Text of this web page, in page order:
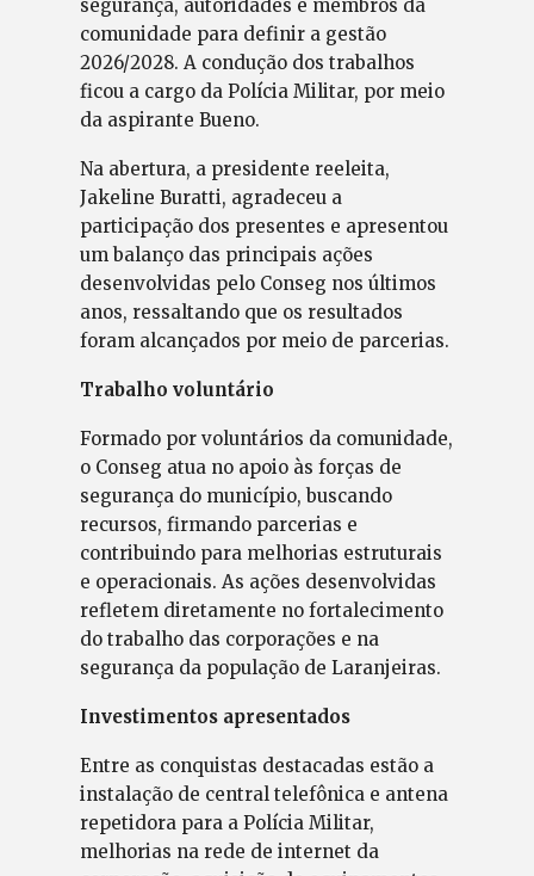
segurança, autoridades e membros da
comunidade para definir a gestão
2026/2028. A condução dos trabalhos
ficou a cargo da Polícia Militar, por meio
da aspirante Bueno.
Na abertura, a presidente reeleita,
Jakeline Buratti, agradeceu a
participação dos presentes e apresentou
um balanço das principais ações
desenvolvidas pelo Conseg nos últimos
anos, ressaltando que os resultados
foram alcançados por meio de parcerias.
Trabalho voluntário
Formado por voluntários da comunidade,
o Conseg atua no apoio às forças de
segurança do município, buscando
recursos, firmando parcerias e
contribuindo para melhorias estruturais
e operacionais. As ações desenvolvidas
refletem diretamente no fortalecimento
do trabalho das corporações e na
segurança da população de Laranjeiras.
Investimentos apresentados
Entre as conquistas destacadas estão a
instalação de central telefônica e antena
repetidora para a Polícia Militar,
melhorias na rede de internet da